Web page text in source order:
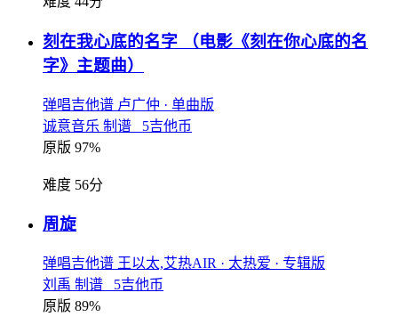
刻在我心底的名字
（电影《刻在你心底的名
字》主题曲）
弹唱吉他谱 卢广仲 · 单曲版
诚意音乐 制谱 5吉他币
原版 97%
难度 56分
周旋
弹唱吉他谱 王以太,艾热AIR · 太热爱 · 专辑版
刘禹 制谱 5吉他币
原版 89%